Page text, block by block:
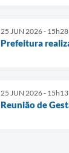
25 JUN 2026 - 15h28
Prefeitura
25 JUN 2026 - 15h13
Reunião de